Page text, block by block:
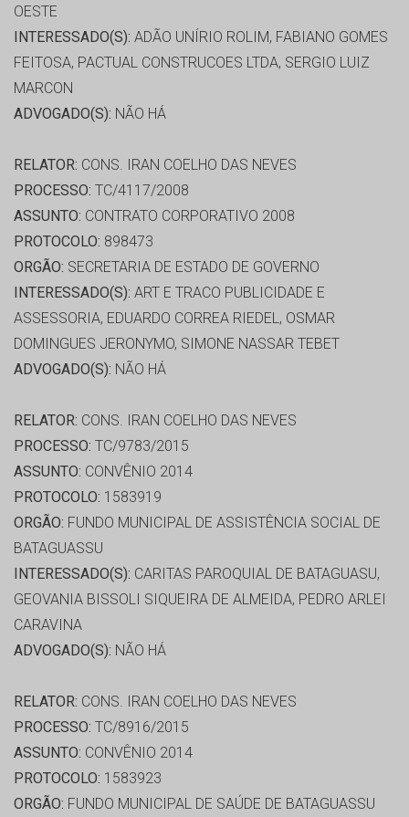
OESTE
INTERESSADO(S): ADÃO UNÍRIO ROLIM, FABIANO GOMES
FEITOSA, PACTUAL CONSTRUCOES LTDA, SERGIO LUIZ
MARCON
ADVOGADO(S): NÃO HÁ
RELATOR: CONS. IRAN COELHO DAS NEVES
PROCESSO: TC/4117/2008
ASSUNTO: CONTRATO CORPORATIVO 2008
PROTOCOLO: 898473
ORGÃO: SECRETARIA DE ESTADO DE GOVERNO
INTERESSADO(S): ART E TRACO PUBLICIDADE E
ASSESSORIA, EDUARDO CORREA RIEDEL, OSMAR
DOMINGUES JERONYMO, SIMONE NASSAR TEBET
ADVOGADO(S): NÃO HÁ
RELATOR: CONS. IRAN COELHO DAS NEVES
PROCESSO: TC/9783/2015
ASSUNTO: CONVÊNIO 2014
PROTOCOLO: 1583919
ORGÃO: FUNDO MUNICIPAL DE ASSISTÊNCIA SOCIAL DE
BATAGUASSU
INTERESSADO(S): CARITAS PAROQUIAL DE BATAGUASU,
GEOVANIA BISSOLI SIQUEIRA DE ALMEIDA, PEDRO ARLEI
CARAVINA
ADVOGADO(S): NÃO HÁ
RELATOR: CONS. IRAN COELHO DAS NEVES
PROCESSO: TC/8916/2015
ASSUNTO: CONVÊNIO 2014
PROTOCOLO: 1583923
ORGÃO: FUNDO MUNICIPAL DE SAÚDE DE BATAGUASSU